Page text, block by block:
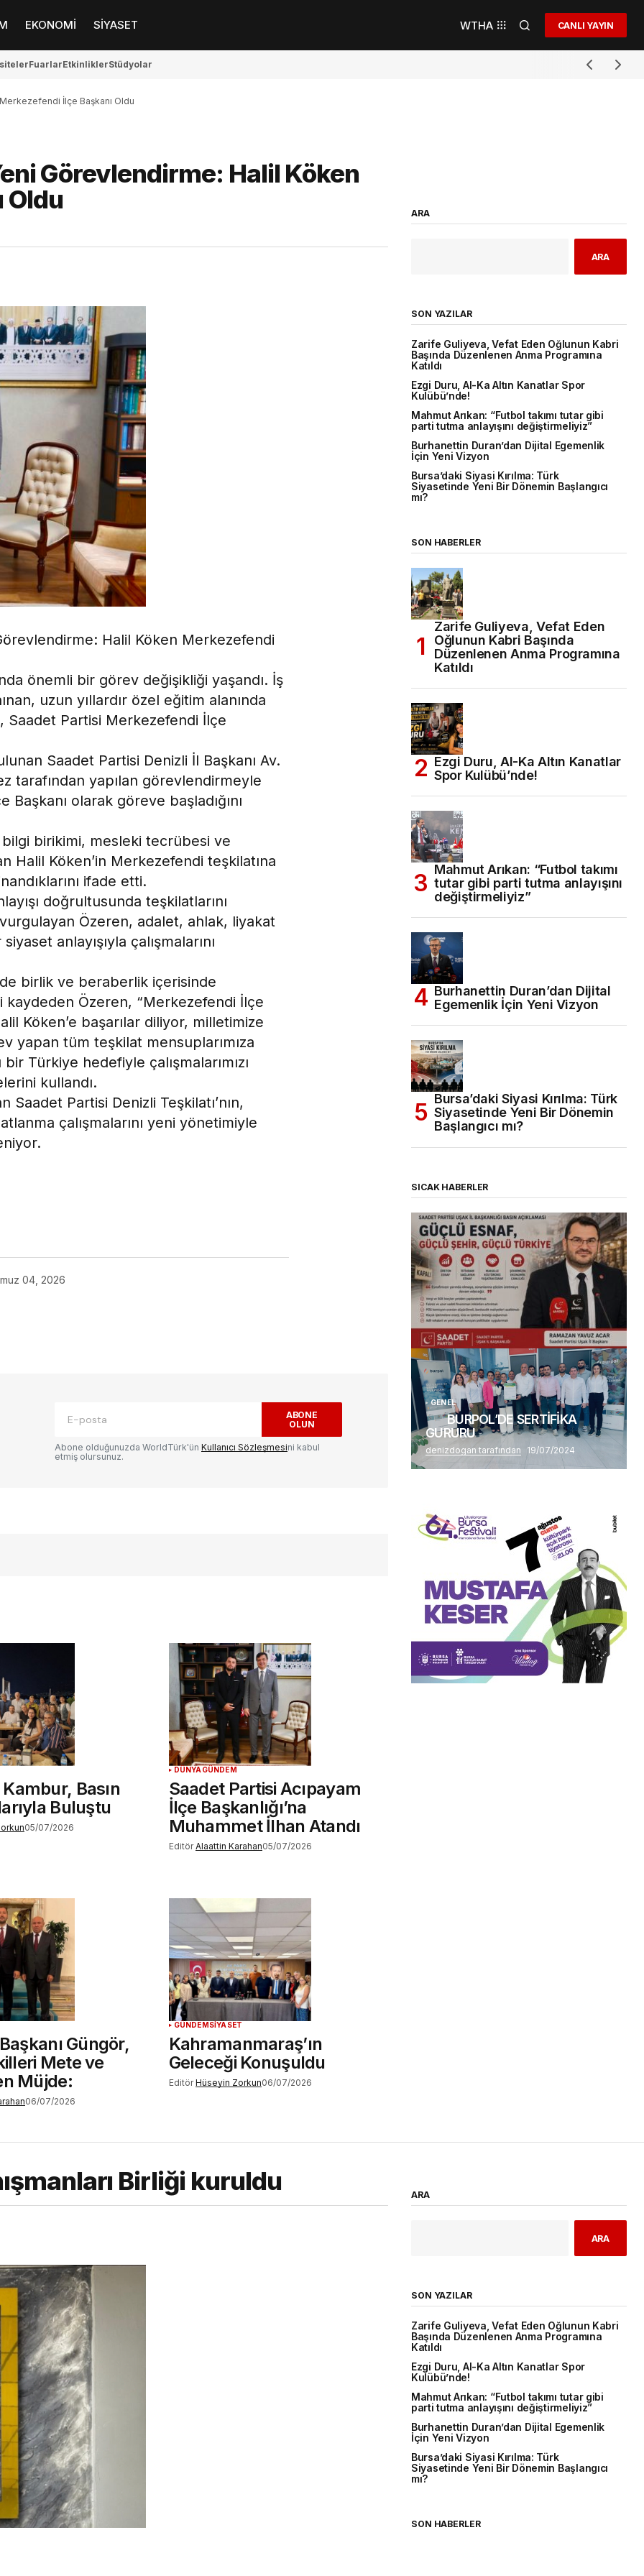
EKONOMİ SİYASET WTHA CANLI YAYIN
FuarlarEtkinliklerStüdyolar
İlçe Başkanı Oldu
Görevlendirme: Halil Köken
Oldu
Halil Köken Merkezefendi
önemli bir görev değişikliği yaşandı. İş
uzun yıllardır özel eğitim alanında
Saadet Partisi Merkezefendi İlçe
Saadet Partisi Denizli İl Başkanı Av.
tarafından yapılan görevlendirmeyle
Başkanı olarak göreve başladığını
birikimi, mesleki tecrübesi ve
Halil Köken’in Merkezefendi teşkilatına
ifade etti.
doğrultusunda teşkilatlarını
Özeren, adalet, ahlak, liyakat
anlayışıyla çalışmalarını
birlik ve beraberlik içerisinde
kaydeden Özeren, “Merkezefendi İlçe
Köken’e başarılar diliyor, milletimize
yapan tüm teşkilat mensuplarımıza
Türkiye hedefiyle çalışmalarımızı
kullandı.
Partisi Denizli Teşkilatı’nın,
çalışmalarını yeni yönetimiyle
04, 2026
ABONE
OLUN
Abone olduğunuzda WorldTürk'ün Kullanıcı Sözleşmesini kabul
etmiş olursunuz.
Basın
Buluştu
05/07/2026
DÜNYA GÜNDEM
Saadet Partisi Acıpayam
İlçe Başkanlığı’na
Muhammet İlhan Atandı
Editör Alaattin Karahan05/07/2026
Güngör,
Mete ve
Müjde:
06/07/2026
GÜNDEMSİYASET
Kahramanmaraş’ın
Geleceği Konuşuldu
Editör Hüseyin Zorkun06/07/2026
ARA
ARA
SON YAZILAR
Zarife Guliyeva, Vefat Eden Oğlunun Kabri
Başında Düzenlenen Anma Programına
Katıldı
Ezgi Duru, Al-Ka Altın Kanatlar Spor
Kulübü’nde!
Mahmut Arıkan: “Futbol takımı tutar gibi
parti tutma anlayışını değiştirmeliyiz”
Burhanettin Duran’dan Dijital Egemenlik
İçin Yeni Vizyon
Bursa’daki Siyasi Kırılma: Türk
Siyasetinde Yeni Bir Dönemin Başlangıcı
mı?
SON HABERLER
Zarife Guliyeva, Vefat Eden
Oğlunun Kabri Başında
Düzenlenen Anma Programına
Katıldı
Ezgi Duru, Al-Ka Altın Kanatlar
Spor Kulübü’nde!
Mahmut Arıkan: “Futbol takımı
tutar gibi parti tutma anlayışını
değiştirmeliyiz”
Burhanettin Duran’dan Dijital
Egemenlik İçin Yeni Vizyon
Bursa’daki Siyasi Kırılma: Türk
Siyasetinde Yeni Bir Dönemin
Başlangıcı mı?
SICAK HABERLER
(başlıksız)
Alaattin Karahan tarafından 14/07/2026
GENEL
BURPOL’DE SERTİFİKA
GURURU
denizdogan tarafından 19/07/2024
Birliği kuruldu ARA
ARA
SON YAZILAR
Zarife Guliyeva, Vefat Eden Oğlunun Kabri
Başında Düzenlenen Anma Programına
Katıldı
Ezgi Duru, Al-Ka Altın Kanatlar Spor
Kulübü’nde!
Mahmut Arıkan: “Futbol takımı tutar gibi
parti tutma anlayışını değiştirmeliyiz”
Burhanettin Duran’dan Dijital Egemenlik
İçin Yeni Vizyon
Bursa’daki Siyasi Kırılma: Türk
Siyasetinde Yeni Bir Dönemin Başlangıcı
mı?
SON HABERLER